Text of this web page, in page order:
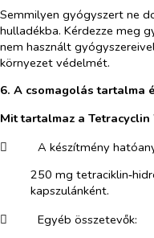
Semmilyen gyógyszert ne
hulladékba. Kérdezze meg
nem használt
környezet védelmét.
6. A csomagolás tartalma
Mit tartalmaz a
​
A készítmény
250 mg
kapszulánként.
​
Egyéb összetevők: